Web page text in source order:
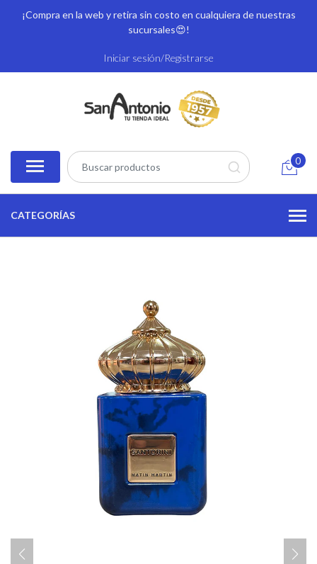
¡Compra en la web y retira sin costo en cualquiera de nuestras
sucursales😍!
Iniciar sesión/Registrarse
0
CATEGORÍAS